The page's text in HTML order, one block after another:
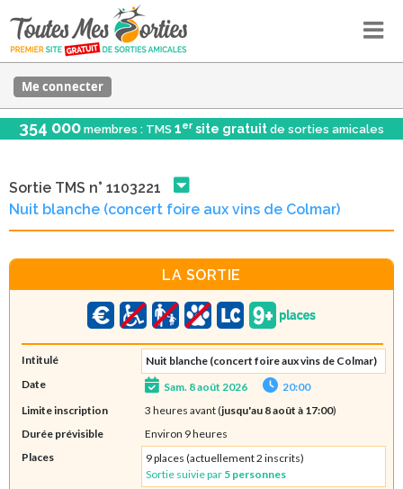
Me connecter
354 000 membres : TMS 1er site gratuit de sorties amicales
Sortie TMS n° 1103221
Nuit blanche (concert foire aux vins de Colmar)
LA SORTIE
Intitulé
Nuit blanche (concert foire aux vins de Colmar)
Date
Sam. 8 août 2026
20:00
Limite inscription
3 heures avant (jusqu'au 8 août à 17:00)
Durée prévisible
Environ 9 heures
Places
9 places (actuellement 2 inscrits)
Sortie suivie par 5 personnes